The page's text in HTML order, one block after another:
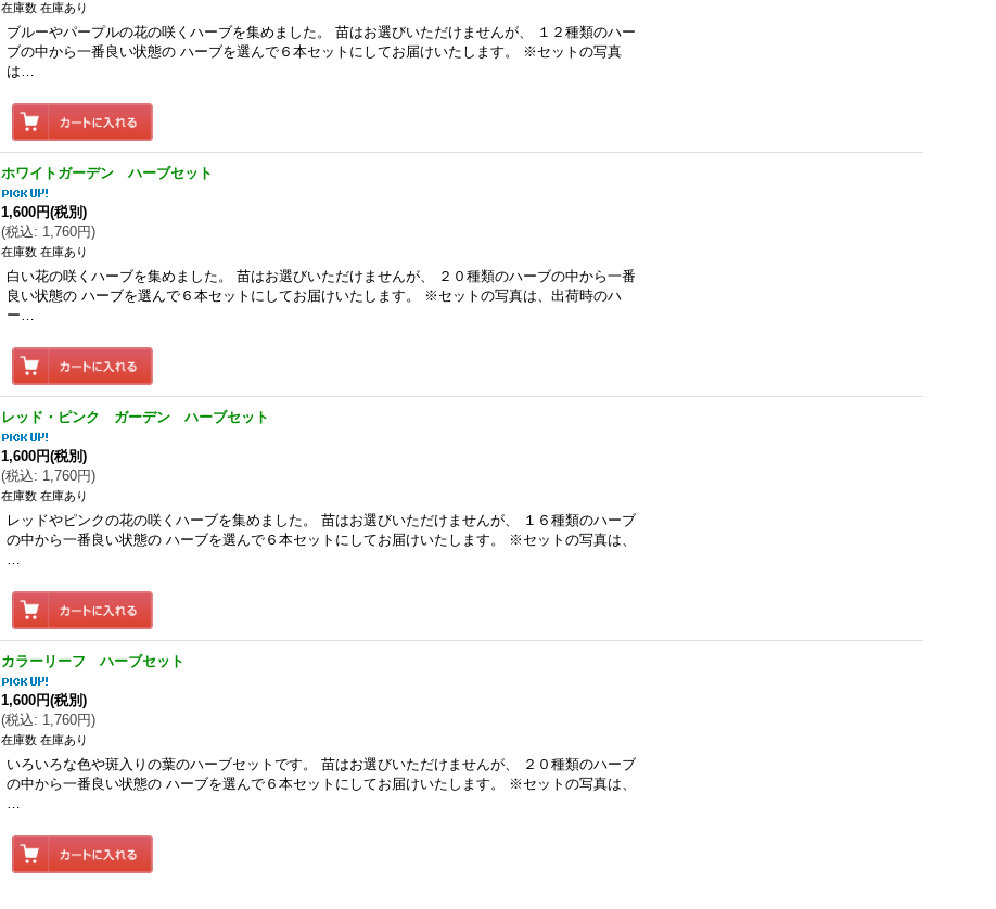
在庫数 在庫あり
ブルーやパープルの花の咲くハーブを集めました。 苗はお選びいただけませんが、 １２種類のハー
ブの中から一番良い状態の ハーブを選んで６本セットにしてお届けいたします。 ※セットの写真
は…
ホワイトガーデン ハーブセット
1,600円(税別)
(税込: 1,760円)
在庫数 在庫あり
白い花の咲くハーブを集めました。 苗はお選びいただけませんが、 ２０種類のハーブの中から一番
良い状態の ハーブを選んで６本セットにしてお届けいたします。 ※セットの写真は、出荷時のハ
ー…
レッド・ピンク ガーデン ハーブセット
1,600円(税別)
(税込: 1,760円)
在庫数 在庫あり
レッドやピンクの花の咲くハーブを集めました。 苗はお選びいただけませんが、 １６種類のハーブ
の中から一番良い状態の ハーブを選んで６本セットにしてお届けいたします。 ※セットの写真は、
…
カラーリーフ ハーブセット
1,600円(税別)
(税込: 1,760円)
在庫数 在庫あり
いろいろな色や斑入りの葉のハーブセットです。 苗はお選びいただけませんが、 ２０種類のハーブ
の中から一番良い状態の ハーブを選んで６本セットにしてお届けいたします。 ※セットの写真は、
…